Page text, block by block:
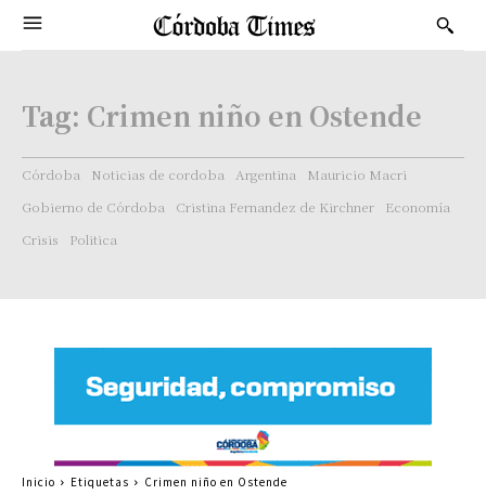
Tag: Crimen niño en Ostende
Córdoba Noticias de cordoba Argentina
Mauricio Macri
Gobierno de Córdoba
Cristina Fernandez de Kirchner
Economía
Crisis
Politica
Inicio Etiquetas Crimen niño en Ostende